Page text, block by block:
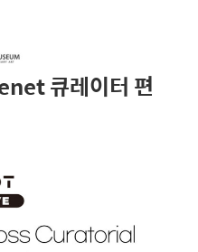
큐레이터 편